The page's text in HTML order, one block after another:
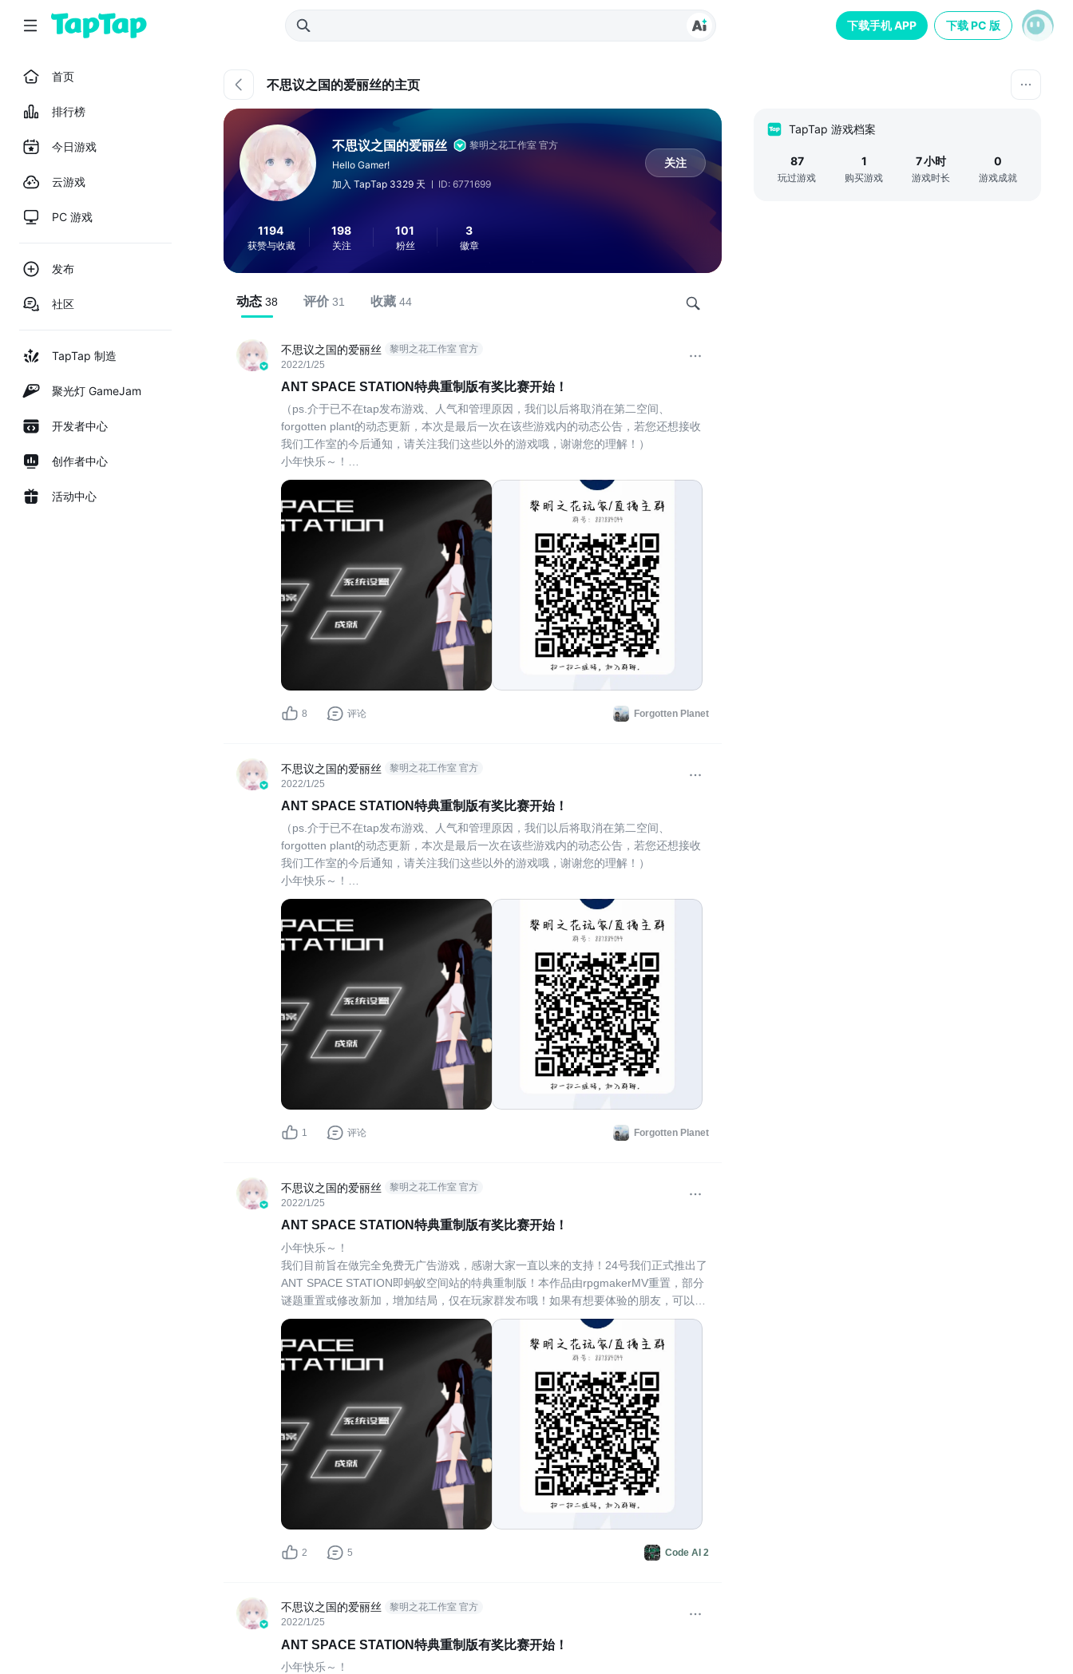
下载手机 APP 下载 PC 版
首页
排行榜
今日游戏
云游戏
PC 游戏
发布
社区
TapTap 制造
聚光灯 GameJam
开发者中心
创作者中心
活动中心
不思议之国的爱丽丝的主页
不思议之国的爱丽丝
黎明之花工作室 官方
Hello Gamer!
加入 TapTap 3329 天
ID: 6771699
关注
1194
获赞与收藏
198
关注
101
粉丝
3
徽章
动态 38 评价 31 收藏 44
不思议之国的爱丽丝 黎明之花工作室 官方
2022/1/25
ANT SPACE STATION特典重制版有奖比赛开始！
（ps.介于已不在tap发布游戏、人气和管理原因，我们以后将取消在第二空间、
forgotten plant的动态更新，本次是最后一次在该些游戏内的动态公告，若您还想接收
我们工作室的今后通知，请关注我们这些以外的游戏哦，谢谢您的理解！）
小年快乐～！
我们目前旨在做完全免费无广告游戏，感谢大家一直以来的支持！24号我们正式推出了
ANT SPACE STATION即蚂蚁空间站的特典重制版！本作品由rp
Forgotten Planet
8 评论
不思议之国的爱丽丝 黎明之花工作室 官方
2022/1/25
ANT SPACE STATION特典重制版有奖比赛开始！
（ps.介于已不在tap发布游戏、人气和管理原因，我们以后将取消在第二空间、
forgotten plant的动态更新，本次是最后一次在该些游戏内的动态公告，若您还想接收
我们工作室的今后通知，请关注我们这些以外的游戏哦，谢谢您的理解！）
小年快乐～！
我们目前旨在做完全免费无广告游戏，感谢大家一直以来的支持！24号我们正式推出了
ANT SPACE STATION即蚂蚁空间站的特典重制版！本作品由rp
Forgotten Planet
1 评论
不思议之国的爱丽丝 黎明之花工作室 官方
2022/1/25
ANT SPACE STATION特典重制版有奖比赛开始！
小年快乐～！
我们目前旨在做完全免费无广告游戏，感谢大家一直以来的支持！24号我们正式推出了
ANT SPACE STATION即蚂蚁空间站的特典重制版！本作品由rpgmakerMV重置，部分
谜题重置或修改新加，增加结局，仅在玩家群发布哦！如果有想要体验的朋友，可以加
入我们的玩家群，游戏都是完全免费无广告的！同时我们在b站也有时会直播一些小众
游戏，游戏资讯id请关注：黎明之花工作室，直播或其他杂视频
Code AI 2
2 5
不思议之国的爱丽丝 黎明之花工作室 官方
2022/1/25
ANT SPACE STATION特典重制版有奖比赛开始！
小年快乐～！
TapTap 游戏档案
87
玩过游戏
1
购买游戏
7小时
游戏时长
0
游戏成就